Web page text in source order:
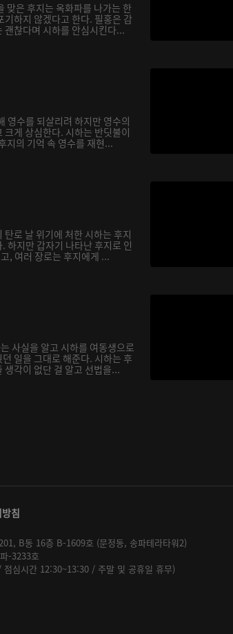
맞은 후지는 옥화파를 나가는 한
기하지 않겠다고 한다. 필홍은 감
괜찮다며 시하를 안심시킨다...
영수를 되살리려 하지만 영수의
크게 상심한다. 시하는 반딧불이
지의 기억 속 영수를 재현...
로 날 위기에 처한 시하는 후지
하지만 갑자기 나타난 후지로 인
, 여러 장로는 후지에게 ...
사실을 알고 시하를 여동생으로
일을 그대로 해준다. 시하는 후
생각이 없단 걸 알고 선법을...
침
B동 16층 B-1609호 (문정동, 송파테라타워2)
-3233호
심시간 12:30~13:30 / 주말 및 공휴일 휴무)